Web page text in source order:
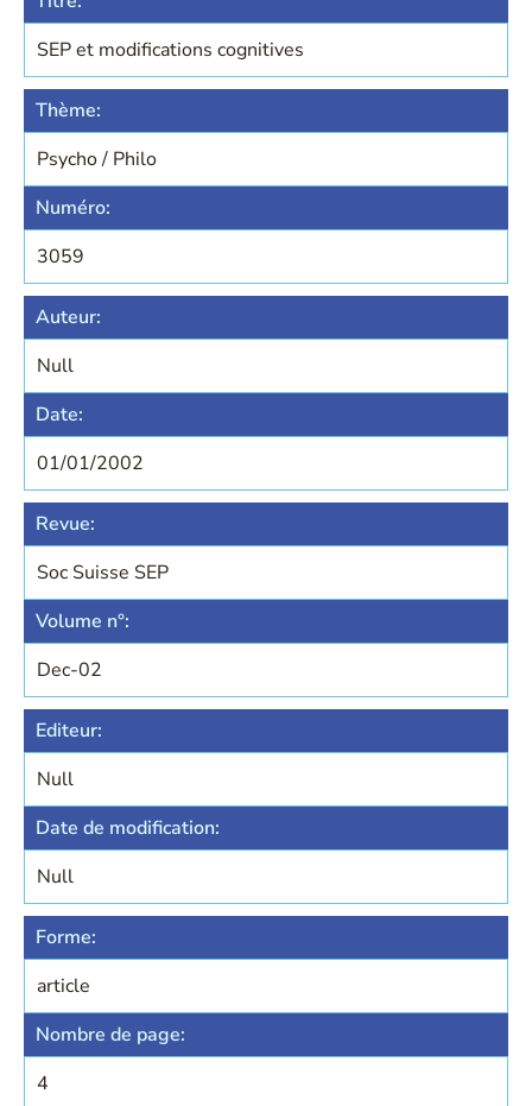
SEP et modifications cognitives
Thème:
Psycho / Philo
Numéro:
3059
Auteur:
Null
Date:
01/01/2002
Revue:
Soc Suisse SEP
Volume n°:
Dec-02
Editeur:
Null
Date de modification:
Null
Forme:
article
Nombre de page:
4